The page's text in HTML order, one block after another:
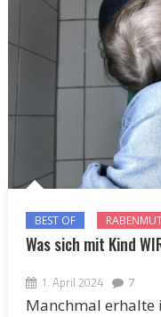
BEST OF
Was sich mit Kind
1. April 2024 7
Manchmal erhalte